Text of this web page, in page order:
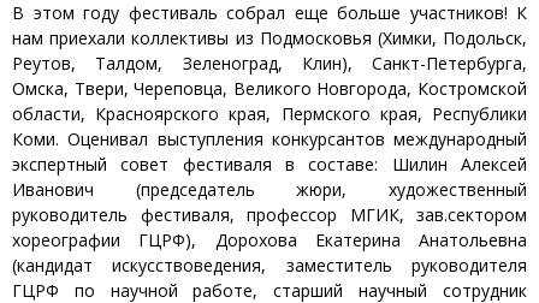
В этом году фестиваль собрал еще больше участников! К
нам приехали коллективы из Подмосковья (Химки, Подольск,
Реутов, Талдом, Зеленоград, Клин), Санкт-Петербурга,
Омска, Твери, Череповца, Великого Новгорода, Костромской
области, Красноярского края, Пермского края, Республики
Коми. Оценивал выступления конкурсантов международный
экспертный совет фестиваля в составе: Шилин Алексей
Иванович (председатель жюри, художественный
руководитель фестиваля, профессор МГИК, зав.сектором
хореографии ГЦРФ), Дорохова Екатерина Анатольевна
(кандидат искусствоведения, заместитель руководителя
ГЦРФ по научной работе, старший научный сотрудник